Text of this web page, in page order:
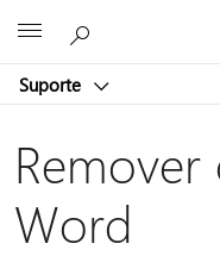
Suporte
Word